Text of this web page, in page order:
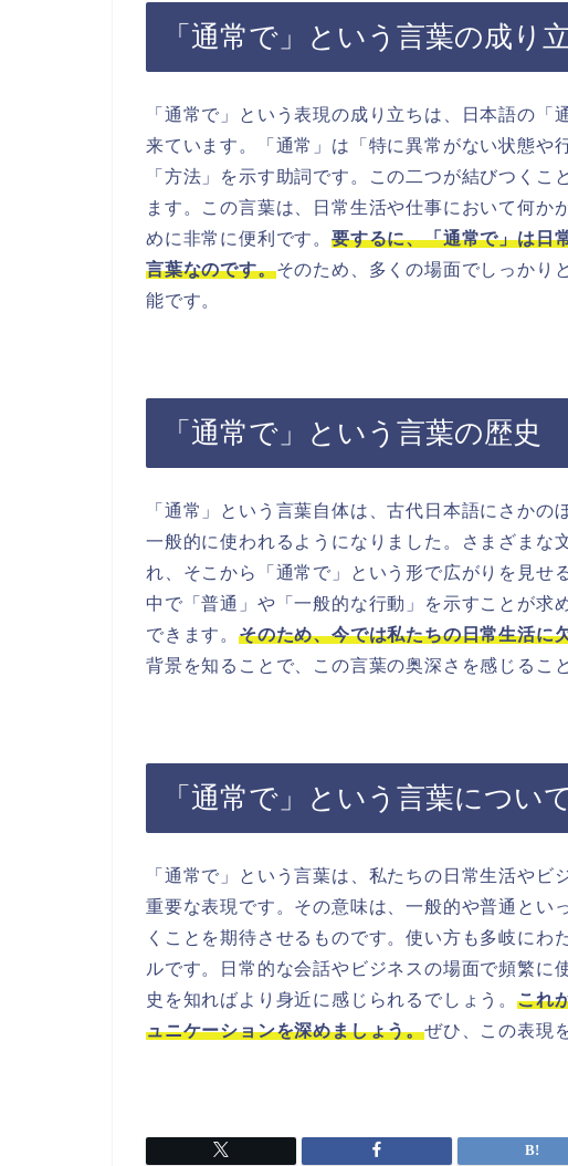
「通常で」という言葉の成り
「通常で」という表現の成り立ちは、日本語の
来ています。「通常」は「特に異常がない状態や
「方法」を示す助詞です。この二つが結びつく
ます。この言葉は、日常生活や仕事において何か
めに非常に便利です。 要するに、「通常で」は日
言葉なのです。そのため、多くの場面でしっかり
能です。
「通常で」という言葉の歴史
「通常」という言葉自体は、古代日本語にさか
一般的に使われるようになりました。さまざまな
れ、そこから「通常で」という形で広がりを見せ
中で「普通」や「一般的な行動」を示すことが求
できます。 そのため、今では私たちの日常生活に
背景を知ることで、この言葉の奥深さを感じるこ
「通常で」という言葉につい
「通常で」という言葉は、私たちの日常生活や
重要な表現です。その意味は、一般的や普通とい
くことを期待させるものです。使い方も多岐にわ
ルです。日常的な会話やビジネスの場面で頻繁に
史を知ればより身近に感じられるでしょう。 これ
ュニケーションを深めましょう。ぜひ、この表現